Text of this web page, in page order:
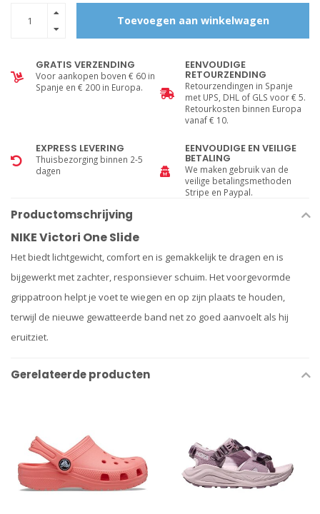
Toevoegen aan winkelwagen
GRATIS VERZENDING
Voor aankopen boven € 60 in
Spanje en € 200 in Europa.
EENVOUDIGE
RETOURZENDING
Retourzendingen in Spanje
met UPS, DHL of GLS voor € 5.
Retourkosten binnen Europa
vanaf € 10.
EXPRESS LEVERING
Thuisbezorging binnen 2-5
dagen
EENVOUDIGE EN VEILIGE
BETALING
We maken gebruik van de
veilige betalingsmethoden
Stripe en Paypal.
Productomschrijving
NIKE Victori One Slide
Het biedt lichtgewicht, comfort en is gemakkelijk te dragen en is
bijgewerkt met zachter, responsiever schuim. Het voorgevormde
grippatroon helpt je voet te wiegen en op zijn plaats te houden,
terwijl de nieuwe gewatteerde band net zo goed aanvoelt als hij
eruitziet.
Gerelateerde producten